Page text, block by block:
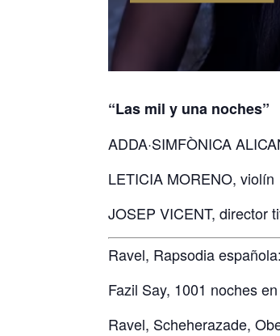
“Las mil y una noches”
ADDA·SIMFÒNICA
LETICIA MORENO, violín
JOSEP VICENT, director
Ravel, Rapsodia
Fazil Say, 1001 noches
Ravel, Scheherazade,